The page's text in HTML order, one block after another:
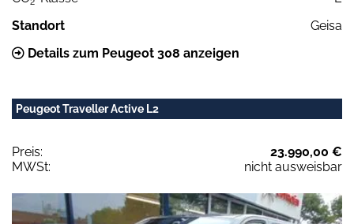
Standort
Geisa
Details zum Peugeot 308 anzeigen
Peugeot Traveller Active L2
Preis:
23.990,00 €
MWSt:
nicht ausweisbar